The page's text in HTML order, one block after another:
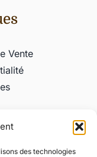
des technologies
Vente